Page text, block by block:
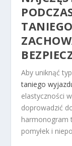
Aby uniknąć
taniego
elastyczności
doprowadzić
harmonogram
pomyłek i